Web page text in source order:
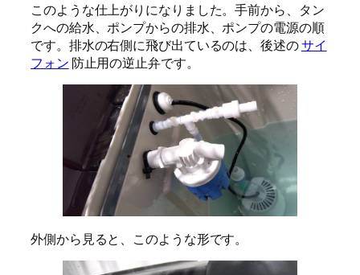
このような仕上がりになりました。手前から、タン
クへの給水、ポンプからの排水、ポンプの電源の順
です。排水の右側に飛び出ているのは、後述のサイ
フォン 防止用の逆止弁です。
外側から見ると、このような形です。